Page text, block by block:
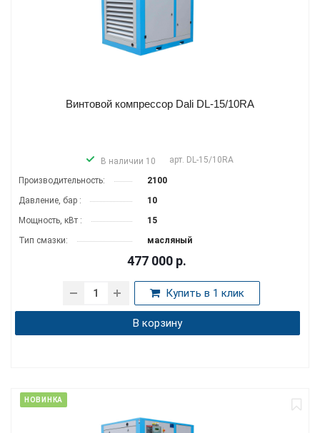
Винтовой компрессор Dali DL-15/10RA
В наличии 10 арт. DL-15/10RA
Производитель­ность:
2100
Давление, бар :
10
Мощность, кВт :
15
Тип смазки:
масляный
477 000 р.
Купить в 1 клик
В корзину
НОВИНКА